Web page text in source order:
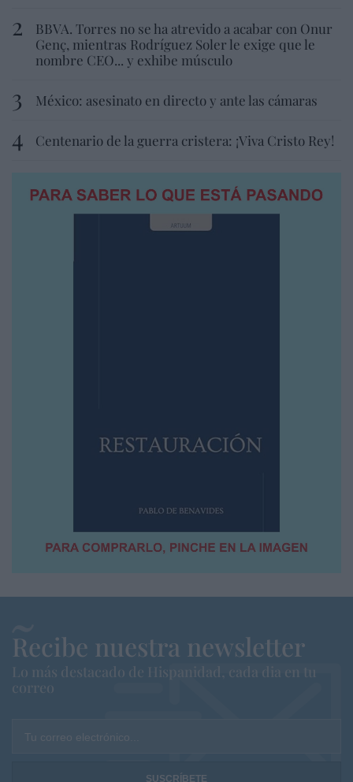
BBVA. Torres no se ha atrevido a acabar con Onur
Genç, mientras Rodríguez Soler le exige que le
nombre CEO... y exhibe músculo
México: asesinato en directo y ante las cámaras
Centenario de la guerra cristera: ¡Viva Cristo Rey!
Recibe nuestra newsletter
Lo más destacado de Hispanidad, cada dia en tu
correo
Tu correo electrónico...